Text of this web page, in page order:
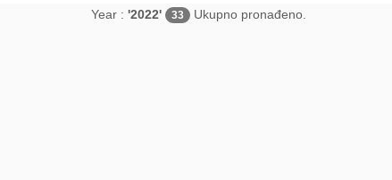
Year : '2022' 33 Ukupno pronađeno.